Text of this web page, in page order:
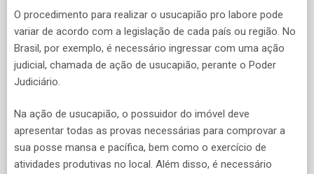
O procedimento para realizar o usucapião pro labore pode
variar de acordo com a legislação de cada país ou região. No
Brasil, por exemplo, é necessário ingressar com uma ação
judicial, chamada de ação de usucapião, perante o Poder
Judiciário.
Na ação de usucapião, o possuidor do imóvel deve
apresentar todas as provas necessárias para comprovar a
sua posse mansa e pacífica, bem como o exercício de
atividades produtivas no local. Além disso, é necessário